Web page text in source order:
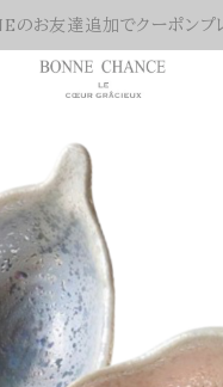
のお友達追加でクーポンプ